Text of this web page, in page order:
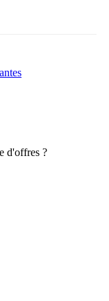
d'offres ?